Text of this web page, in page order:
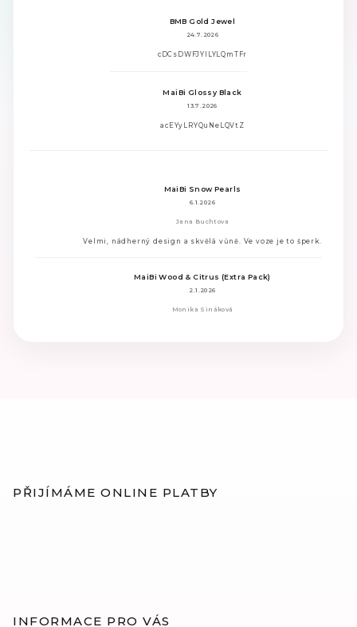
BMB Gold Jewel
Hodnocení
3
z
hvězdiček.
24.7.2026
cDCsDWFJYlLYLQmTFr
MaiBi Glossy Black
Hodnocení
5
hvězdiček.
13.7.2026
acEYyLRYQuNeLQVtZ
MaiBi Snow Pearls
Hodnocení
5
z
Jana Buchtova
6.1.2026
Velmi, nádherný design a skvělá vůně. Ve voze je to šperk.
MaiBi Wood & Citrus (Extra Pack)
Monika Sináková
2.1.2026
PŘIJÍMÁME ONLINE PLATBY
INFORMACE PRO VÁS